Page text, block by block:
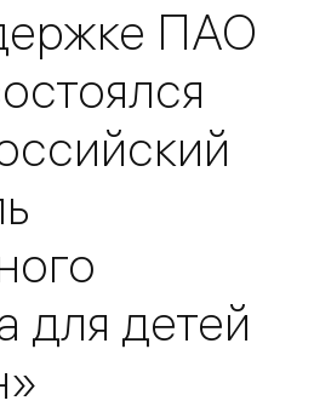
ПАО
для детей